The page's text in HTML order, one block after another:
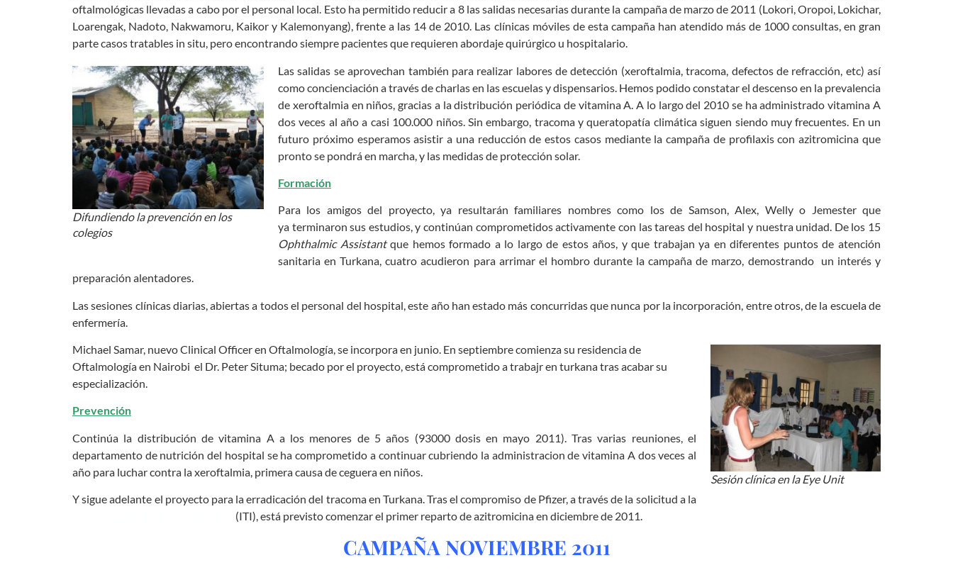
oftalmológicas llevadas a cabo por el personal local. Esto ha permitido reducir a 8 las salidas necesarias durante la campaña de marzo de 2011 (Lokori, Oropoi, Lokichar,
Loarengak, Nadoto, Nakwamoru, Kaikor y Kalemonyang), frente a las 14 de 2010. Las clínicas móviles de esta campaña han atendido más de 1000 consultas, en gran
parte casos tratables in situ, pero encontrando siempre pacientes que requieren abordaje quirúrgico u hospitalario.
Difundiendo la prevención en los
colegios
Las salidas se aprovechan también para realizar labores de detección (xeroftalmia, tracoma, defectos de refracción, etc) así
como concienciación a través de charlas en las escuelas y dispensarios. Hemos podido constatar el descenso en la prevalencia
de xeroftalmia en niños, gracias a la distribución periódica de vitamina A. A lo largo del 2010 se ha administrado vitamina A
dos veces al año a casi 100.000 niños. Sin embargo, tracoma y queratopatía climática siguen siendo muy frecuentes. En un
futuro próximo esperamos asistir a una reducción de estos casos mediante la campaña de profilaxis con azitromicina que
pronto se pondrá en marcha, y las medidas de protección solar.
Formación
Para los amigos del proyecto, ya resultarán familiares nombres como los de Samson, Alex, Welly o Jemester que
ya terminaron sus estudios, y continúan comprometidos activamente con las tareas del hospital y nuestra unidad. De los 15
Ophthalmic Assistantque hemos formado a lo largo de estos años, y que trabajan ya en diferentes puntos de atención
sanitaria en Turkana, cuatro acudieron para arrimar el hombro durante la campaña de marzo, demostrando un interés y
preparación alentadores.
Las sesiones clínicas diarias, abiertas a todos el personal del hospital, este año han estado más concurridas que nunca por la incorporación, entre otros, de la escuela de
enfermería.
Sesión clínica en la Eye Unit
Michael Samar, nuevo Clinical Officer en Oftalmología, se incorpora en junio. En septiembre comienza su residencia de
Oftalmología en Nairobi el Dr. Peter Situma; becado por el proyecto, está comprometido a trabajr en turkana tras acabar su
especialización.
Prevención
Continúa la distribución de vitamina A a los menores de 5 años (93000 dosis en mayo 2011). Tras varias reuniones, el
departamento de nutrición del hospital se ha comprometido a continuar cubriendo la administracion de vitamina A dos veces al
año para luchar contra la xeroftalmia, primera causa de ceguera en niños.
Y sigue adelante el proyecto para la erradicación del tracoma en Turkana. Tras el compromiso de Pfizer, a través de la solicitud a la
(ITI), está previsto comenzar el primer reparto de azitromicina en diciembre de 2011.
CAMPAÑA NOVIEMBRE 2011